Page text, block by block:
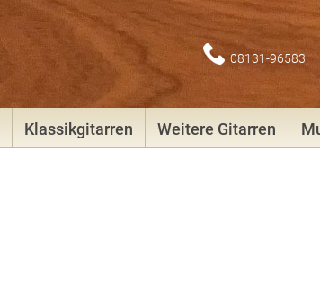
08131-96583
Klassikgitarren Weitere Gitarren